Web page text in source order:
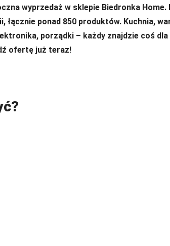
wyprzedaż w sklepie Biedronka Home.
łącznie ponad 850 produktów. Kuchnia,
porządki – każdy znajdzie coś dla
ofertę już teraz!